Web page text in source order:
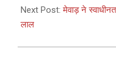
Next Post:मेवाड़ ने
लाल